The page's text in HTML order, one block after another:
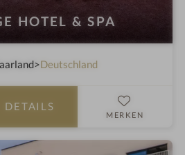
HOTEL & SPA
Deutschland
DETAILS
MERKEN